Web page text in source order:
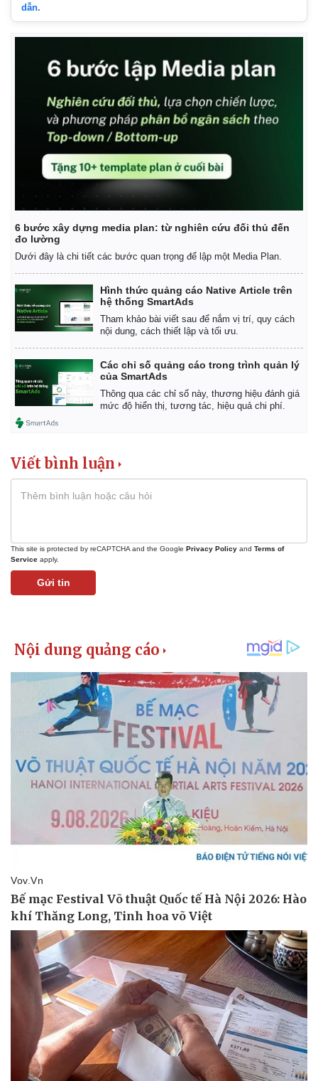
Kinh tế
Bất động sản
Thị trường
Chứng khoán
Giá cà phê
dẫn.
6 bước xây dựng media plan: từ nghiên cứu đối thủ đến
đo lường
Dưới đây là chi tiết các bước quan trọng để lập một Media Plan.
Hình thức quảng cáo Native Article trên
hệ thống SmartAds
Tham khảo bài viết sau để nắm vị trí, quy cách
nội dung, cách thiết lập và tối ưu.
Các chỉ số quảng cáo trong trình quản lý
của SmartAds
Thông qua các chỉ số này, thương hiệu đánh giá
mức độ hiển thị, tương tác, hiệu quả chi phí.
Viết bình luận
This site is protected by reCAPTCHA and the Google Privacy Policy and Terms of
Service apply.
Gửi tin